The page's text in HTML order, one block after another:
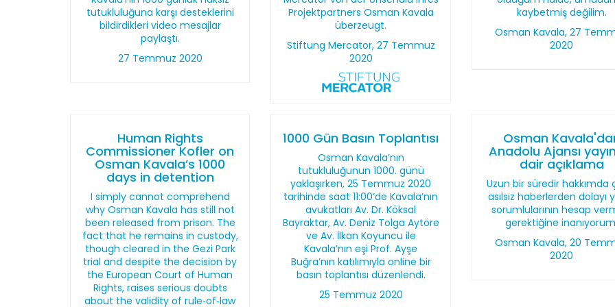
tutukluluğuna karşı desteklerini
bildirdikleri video mesajlar
paylaştı.
27 Temmuz 2020
Projektpartners Osman Kavala
überzeugt.
Stiftung Mercator, 27 Temmuz
2020
kaybetmiş değilim.
Osman Kavala, 27
2020
Human Rights
Commissioner Kofler on
Osman Kavala’s 1000
days in detention
I simply cannot comprehend
why Osman Kavala has still not
been released from prison. The
fact that he remains in custody,
though cleared in the Gezi Park
trial and despite the decision by
the European Court of Human
Rights, raises serious doubts
about the validity of rule‑of‑law
1000 Gün Basın Toplantısı
Osman Kavala’nın
tutukluluğunun 1000. günü
yaklaşırken, 25 Temmuz 2020
tarihinde saat 11:00’de Kavala’nın
avukatları Av. Dr. Köksal
Bayraktar, Av. Deniz Tolga Aytöre
ve Av. İlkan Koyuncu ile
Kavala’nın eşi Prof. Ayşe
Buğra’nın katılımıyla online bir
basın toplantısı düzenlendi.
25 Temmuz 2020
Osman
Anadolu Ajansı
dair açıklama
Uzun bir süredir hakkımda
asılsız haberlerden dolayı
sorumlularının hesap
gerektiğine
Osman Kavala, 20
2020